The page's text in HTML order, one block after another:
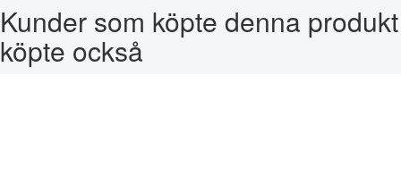
Kunder som köpte denna produkt
köpte också